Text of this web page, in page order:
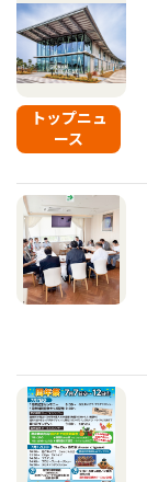
トップニュ
ース